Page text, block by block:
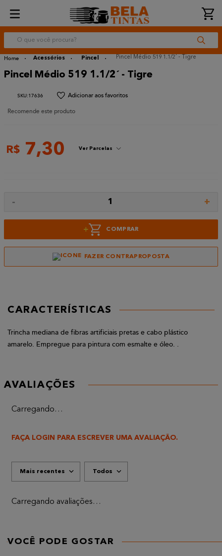
O que você procura?
Acessórios Pincel Pincel Médio 519 1.1/2´ - Tigre
Pincel Médio 519 1.1/2´ - Tigre
:17636
Recomende este produto
R$ 7,30 Ver Parcelas
- 1 +
+ COMPRAR
FAZER CONTRAPROPOSTA
CARACTERÍSTICAS
Trincha mediana de fibras artificiais pretas e cabo plástico
amarelo. Empregue para pintura com esmalte e óleo. .
AVALIAÇÕES
Carregando…
FAÇA LOGIN PARA ESCREVER UMA AVALIAÇÃO.
Mais recentes Todos
Carregando avaliações…
VOCÊ PODE GOSTAR